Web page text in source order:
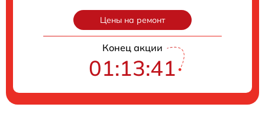
Цены на ремонт
Конец акции
01:13:40